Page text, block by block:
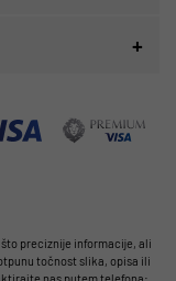
što preciznije informacije, ali
točnost slika, opisa ili